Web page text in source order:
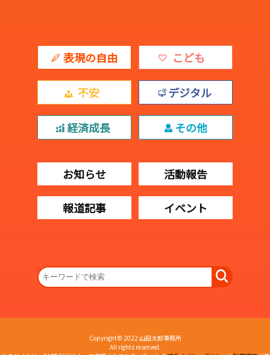
表現の自由 こども
不安 デジタル
経済成長 その他
お知らせ 活動報告
報道記事 イベント
Copyright© 2022 山田太郎事務所
All rights reserved.